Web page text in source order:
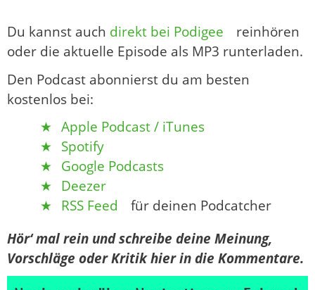
Du kannst auch direkt bei Podigee
reinhören
oder die aktuelle Episode als MP3 runterladen.
Den Podcast abonnierst du am besten
kostenlos bei:
Apple Podcast / iTunes
Spotify
Google Podcasts
Deezer
RSS Feed
für deinen Podcatcher
Hör‘ mal rein und schreibe deine Meinung,
Vorschläge oder Kritik hier in die Kommentare.